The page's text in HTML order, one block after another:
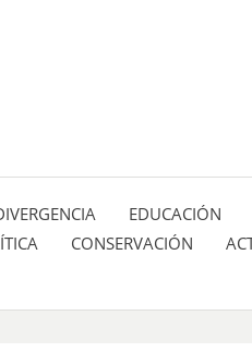
EDUCACIÓN
CONSERVACIÓN